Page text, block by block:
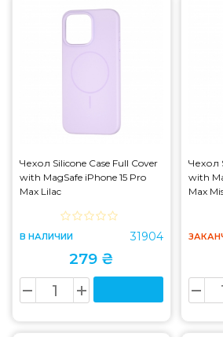
Чехол Silicone Case Full Cover
with MagSafe iPhone 15 Pro
Max Lilac
В НАЛИЧИИ 31904
279 ₴
Чехол
with
Max